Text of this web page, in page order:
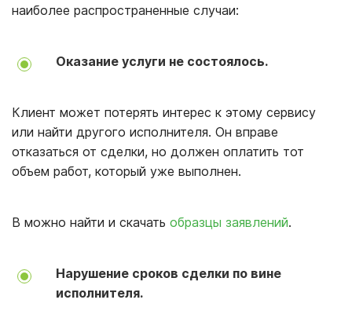
наиболее распространенные случаи:
Оказание услуги не состоялось.
Клиент может потерять интерес к этому сервису
или найти другого исполнителя. Он вправе
отказаться от сделки, но должен оплатить тот
объем работ, который уже выполнен.
В можно найти и скачать образцы заявлений.
Нарушение сроков сделки по вине
исполнителя.